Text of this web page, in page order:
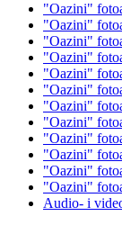
"Oazini"
"Oazini"
"Oazini"
"Oazini"
"Oazini"
"Oazini"
"Oazini"
"Oazini"
"Oazini"
"Oazini"
"Oazini"
"Oazini"
Audio- i